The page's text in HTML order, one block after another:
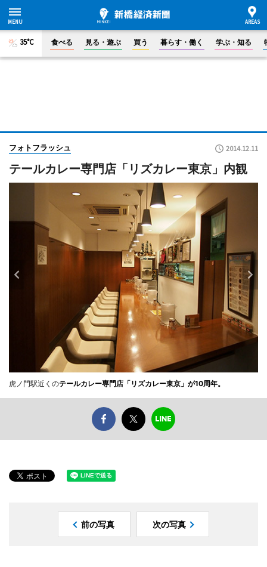
35°C 食べる 見る・遊ぶ 買う 暮らす・働く 学ぶ・知る
フォトフラッシュ 2014.12.11
テールカレー専門店「リズカレー東京」内観
虎ノ門駅近くのテールカレー専門店「リズカレー東京」が10周年。
前の写真 次の写真